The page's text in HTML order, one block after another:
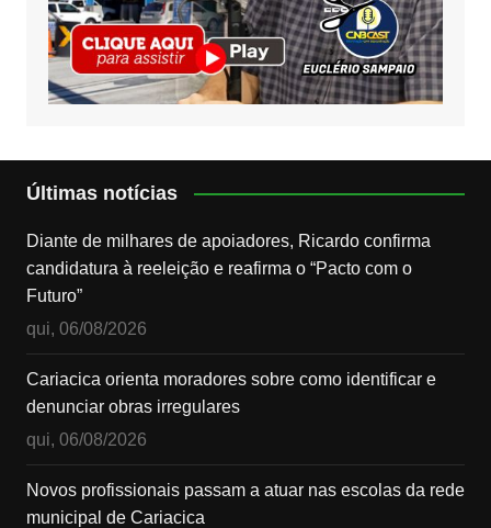
Últimas notícias
Diante de milhares de apoiadores, Ricardo confirma
candidatura à reeleição e reafirma o “Pacto com o
Futuro”
qui, 06/08/2026
Cariacica orienta moradores sobre como identificar e
denunciar obras irregulares
qui, 06/08/2026
Novos profissionais passam a atuar nas escolas da rede
municipal de Cariacica